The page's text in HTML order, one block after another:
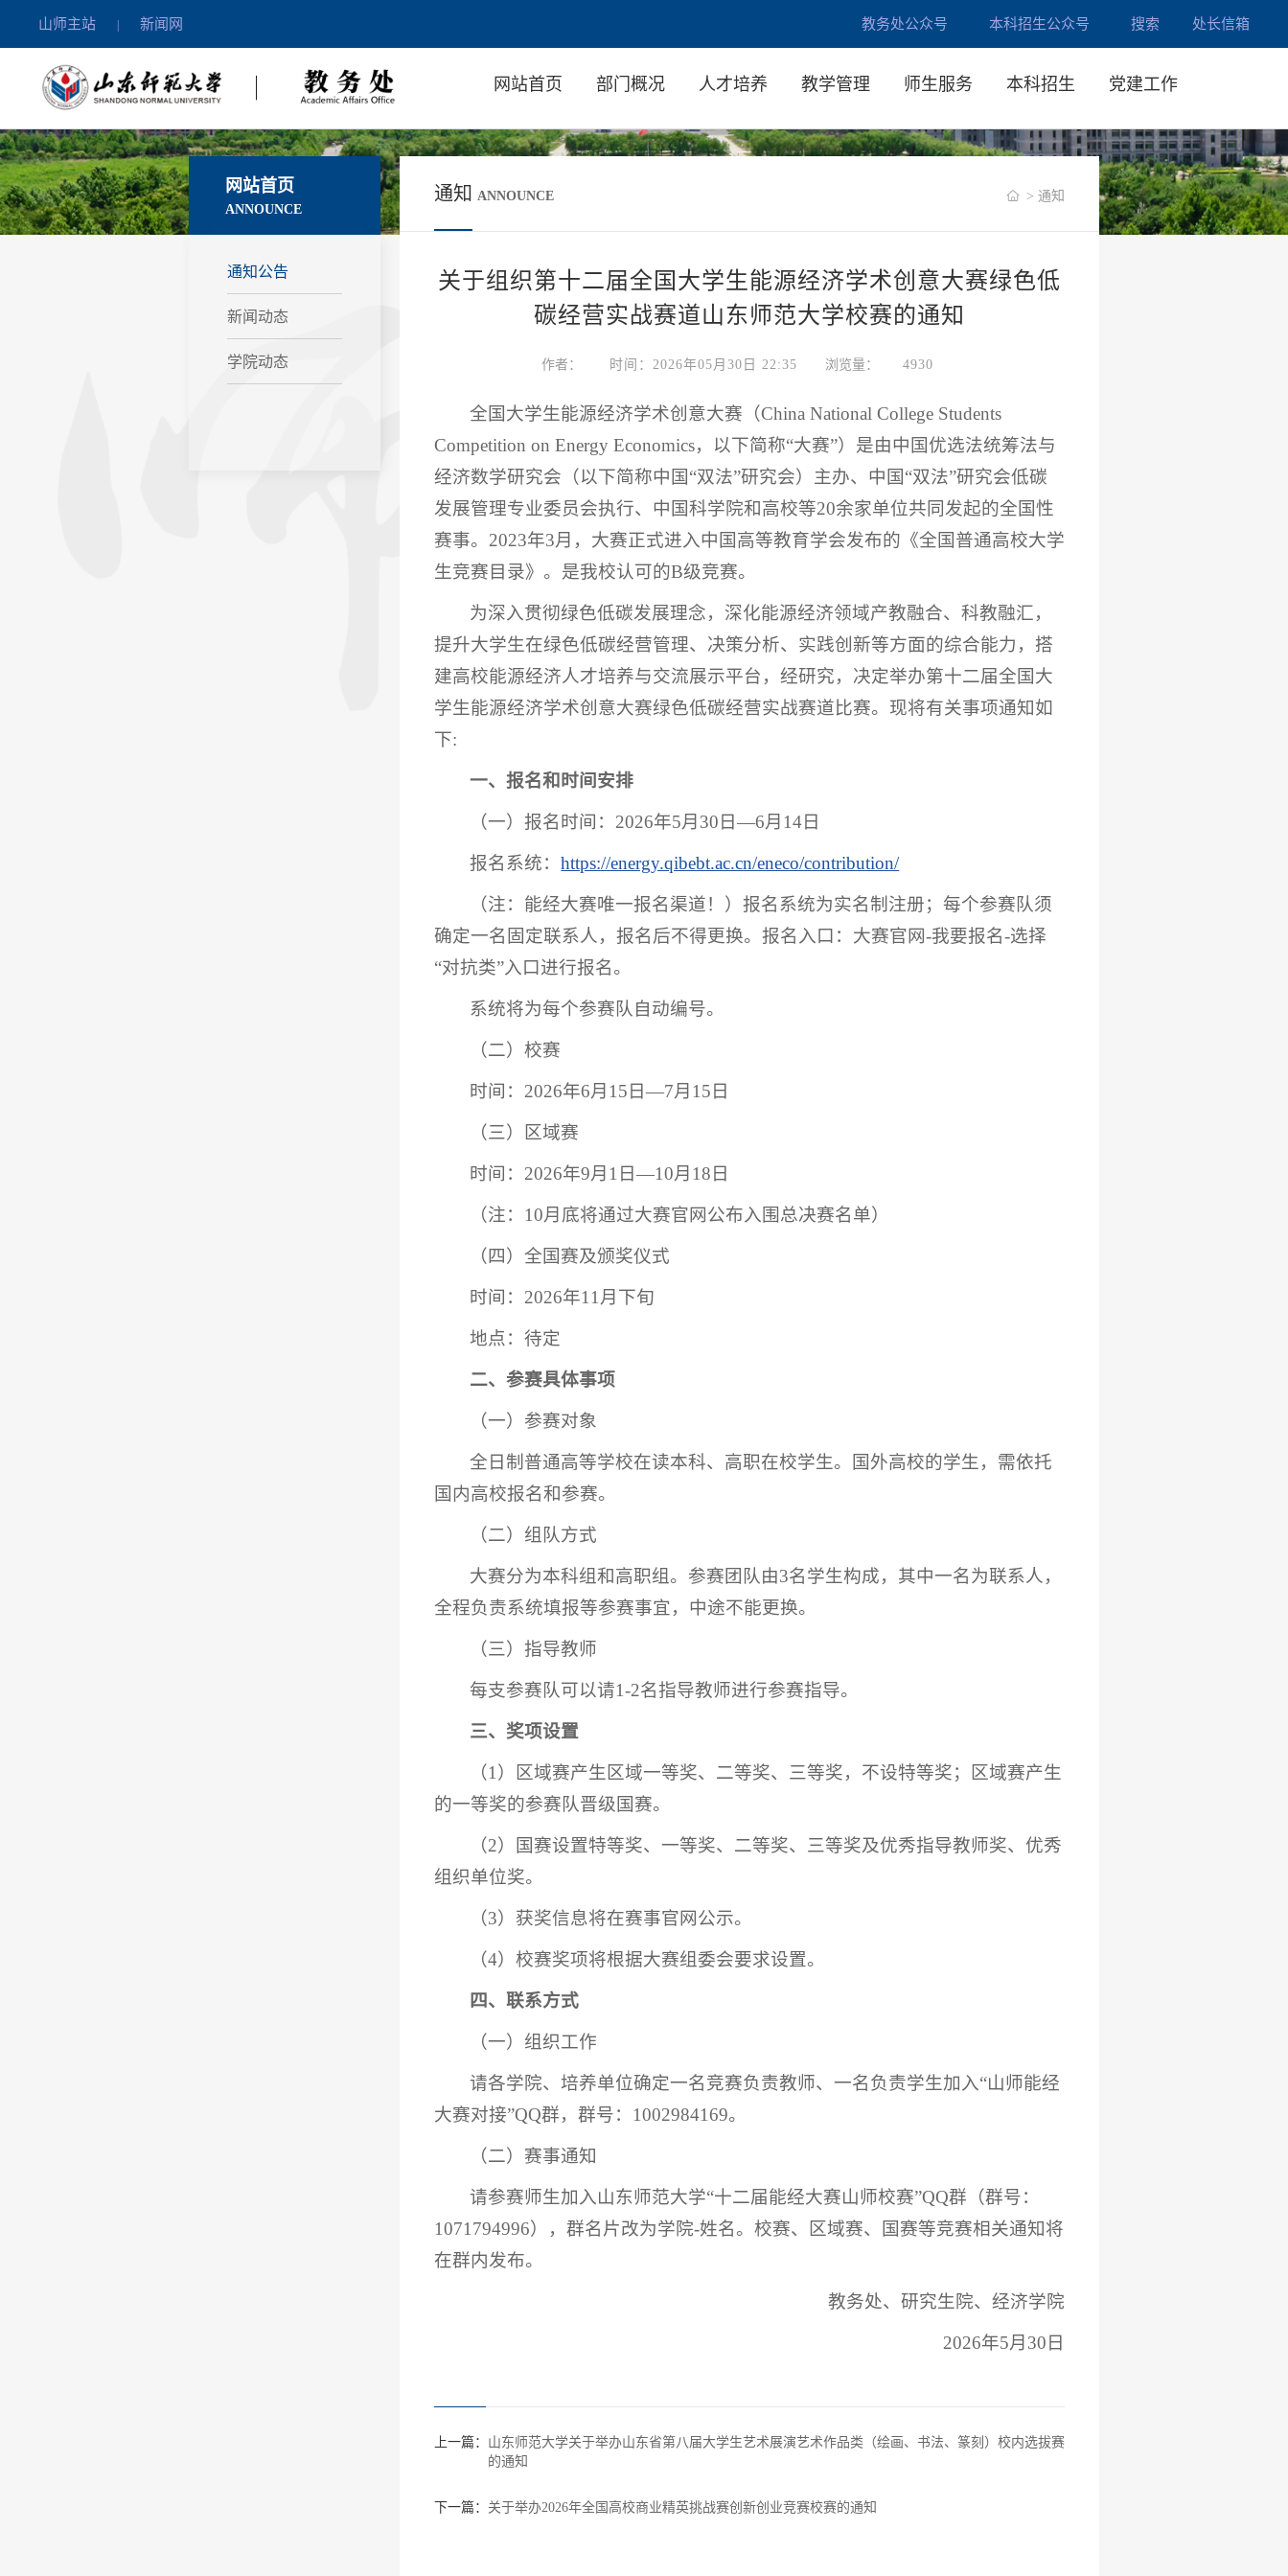
山师主站 | 新闻网 搜索
教务处公众号 本科招生公众号 处长信箱
网站首页 部门概况 人才培养 教学管理 师生服务 本科招生 党建工作
网站首页
ANNOUNCE
通知公告
新闻动态
学院动态
通知 ANNOUNCE > 通知
关于组织第十二届全国大学生能源经济学术创意大赛绿色低
碳经营实战赛道山东师范大学校赛的通知
作者： 时间：2026年05月30日 22:35 浏览量： 4930
全国大学生能源经济学术创意大赛（China National College Students
Competition on Energy Economics，以下简称“大赛”）是由中国优选法统筹法与
经济数学研究会（以下简称中国“双法”研究会）主办、中国“双法”研究会低碳
发展管理专业委员会执行、中国科学院和高校等20余家单位共同发起的全国性
赛事。2023年3月，大赛正式进入中国高等教育学会发布的《全国普通高校大学
生竞赛目录》。是我校认可的B级竞赛。
为深入贯彻绿色低碳发展理念，深化能源经济领域产教融合、科教融汇，
提升大学生在绿色低碳经营管理、决策分析、实践创新等方面的综合能力，搭
建高校能源经济人才培养与交流展示平台，经研究，决定举办第十二届全国大
学生能源经济学术创意大赛绿色低碳经营实战赛道比赛。现将有关事项通知如
下:
一、报名和时间安排
（一）报名时间：2026年5月30日—6月14日
报名系统：https://energy.qibebt.ac.cn/eneco/contribution/
（注：能经大赛唯一报名渠道！）报名系统为实名制注册；每个参赛队须
确定一名固定联系人，报名后不得更换。报名入口：大赛官网-我要报名-选择
“对抗类”入口进行报名。
系统将为每个参赛队自动编号。
（二）校赛
时间：2026年6月15日—7月15日
（三）区域赛
时间：2026年9月1日—10月18日
（注：10月底将通过大赛官网公布入围总决赛名单）
（四）全国赛及颁奖仪式
时间：2026年11月下旬
地点：待定
二、参赛具体事项
（一）参赛对象
全日制普通高等学校在读本科、高职在校学生。国外高校的学生，需依托
国内高校报名和参赛。
（二）组队方式
大赛分为本科组和高职组。参赛团队由3名学生构成，其中一名为联系人，
全程负责系统填报等参赛事宜，中途不能更换。
（三）指导教师
每支参赛队可以请1-2名指导教师进行参赛指导。
三、奖项设置
（1）区域赛产生区域一等奖、二等奖、三等奖，不设特等奖；区域赛产生
的一等奖的参赛队晋级国赛。
（2）国赛设置特等奖、一等奖、二等奖、三等奖及优秀指导教师奖、优秀
组织单位奖。
（3）获奖信息将在赛事官网公示。
（4）校赛奖项将根据大赛组委会要求设置。
四、联系方式
（一）组织工作
请各学院、培养单位确定一名竞赛负责教师、一名负责学生加入“山师能经
大赛对接”QQ群，群号：1002984169。
（二）赛事通知
请参赛师生加入山东师范大学“十二届能经大赛山师校赛”QQ群（群号：
1071794996），群名片改为学院-姓名。校赛、区域赛、国赛等竞赛相关通知将
在群内发布。
教务处、研究生院、经济学院
2026年5月30日
上一篇： 山东师范大学关于举办山东省第八届大学生艺术展演艺术作品类（绘画、书法、篆刻）校内选拔赛
的通知
下一篇： 关于举办2026年全国高校商业精英挑战赛创新创业竞赛校赛的通知